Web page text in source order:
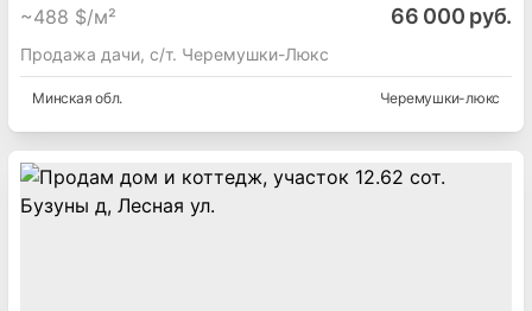
~488 $/м² 66 000 руб.
Продажа дачи, с/т. Черемушки-Люкс
Минская обл. Черемушки-люкс